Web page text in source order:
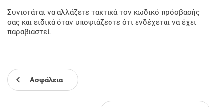
Συνιστάται να αλλάζετε τακτικά τον κωδικό πρόσβασής
σας και ειδικά όταν υποψιάζεστε ότι ενδέχεται να έχει
παραβιαστεί.
Ασφάλεια